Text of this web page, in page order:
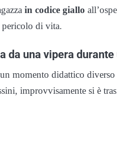
in codice giallo
pericolo di vita.
da una vipera
momento didattico
improvvisamente si è